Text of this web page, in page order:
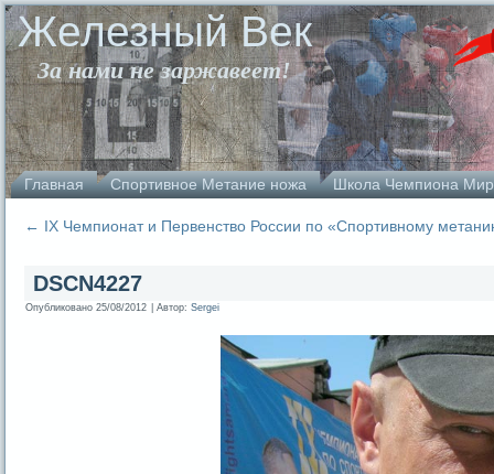
Железный Век
За нами не заржавеет!
Главная Спортивное Метание ножа Школа Чемпиона
← IX Чемпионат и Первенство России по «Спортивному
DSCN4227
Опубликовано 25/08/2012 Автор: Sergei